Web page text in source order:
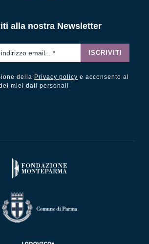
alla nostra Newsletter
ISCRIVITI
della Privacy policy e acconsento al
miei dati personali